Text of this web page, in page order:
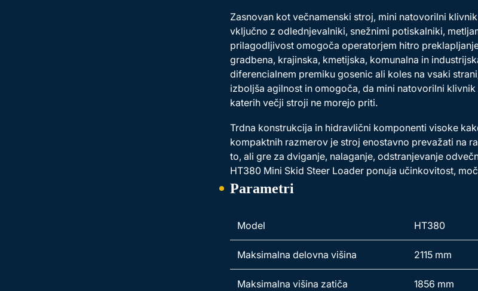
Zasnovan kot večnamenski stroj, mini natovorilni
vključno z odlednjevalniki, snežnimi potiskalniki,
prilagodljivost omogoča operatorjem hitro
gradbena, krajinska, kmetijska, komunalna in
diferencialnem premiku gosenic ali koles na vsaki
izboljša agilnost in omogoča, da mini natovorilni
katerih večji stroji ne morejo priti.
Trdna konstrukcija in hidravlični komponenti visoke
kompaktnih razmerov je stroj enostavno prevažati na
to, ali gre za dviganje, nalaganje, odstranjevanje
HT380 Mini Skid Steer Loader ponuja učinkovitost,
Parametri
Model HT380
Maksimalna delovna višina 2115 mm
Maksimalna višina zatiča 1856 mm